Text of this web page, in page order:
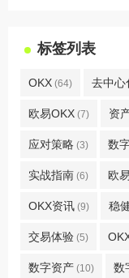
标签列表
OKX (64) 去中心
欧易OKX (7) 资
应对策略 (3) 数
实战指南 (6) 欧易
OKX资讯 (9) 稳
交易体验 (5)
数字资产 (10) 数